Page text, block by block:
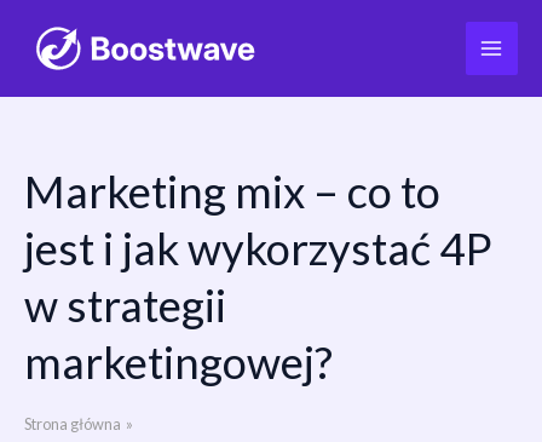
Przejdź
treści
Marketing mix – co to
jest i jak wykorzystać 4P
w strategii
marketingowej?
Strona główna